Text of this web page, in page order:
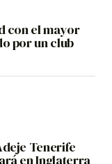
con el mayor
por un club
Tenerife
en Inglaterra